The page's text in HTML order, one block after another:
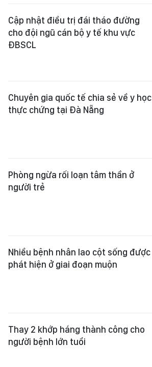
Cập nhật điều trị đái tháo đường
cho đội ngũ cán bộ y tế khu vực
ĐBSCL
Chuyên gia quốc tế chia sẻ về y học
thực chứng tại Đà Nẵng
Phòng ngừa rối loạn tâm thần ở
người trẻ
Nhiều bệnh nhân lao cột sống được
phát hiện ở giai đoạn muộn
Thay 2 khớp háng thành công cho
người bệnh lớn tuổi